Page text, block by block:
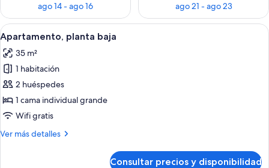
ago 14 - ago 16
ago 21 - ago 23
Abrir
todas
las
fotos
de
Apartamento,
planta
Un dormitorio con cama, mesita de
3
Apartamento, planta baja
35 m²
1 habitación
2 huéspedes
1 cama individual grande
Wifi gratis
Ver más detalles
Más
Consultar precios y disponibilidad